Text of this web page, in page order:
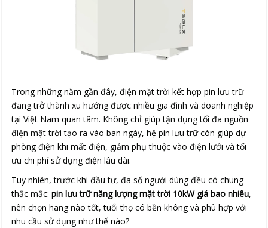
Trong những năm gần đây, điện mặt trời kết hợp pin lưu trữ
đang trở thành xu hướng được nhiều gia đình và doanh nghiệp
tại Việt Nam quan tâm. Không chỉ giúp tận dụng tối đa nguồn
điện mặt trời tạo ra vào ban ngày, hệ pin lưu trữ còn giúp dự
phòng điện khi mất điện, giảm phụ thuộc vào điện lưới và tối
ưu chi phí sử dụng điện lâu dài.
Tuy nhiên, trước khi đầu tư, đa số người dùng đều có chung
thắc mắc:pin lưu trữ năng lượng mặt trời 10kW giá bao nhiêu,
nên chọn hãng nào tốt, tuổi thọ có bền không và phù hợp với
nhu cầu sử dụng như thế nào?